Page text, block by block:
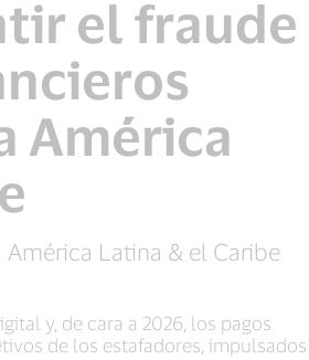
el fraude
América
América Latina & el Caribe
y, de cara a 2026, los pagos
de los estafadores, impulsados